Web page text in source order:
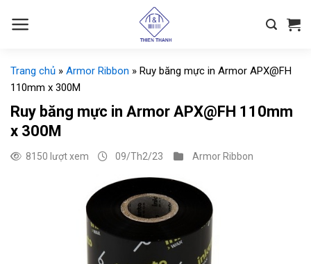
đến
Trang chủ » Armor Ribbon » Ruy băng mực in Armor APX@FH
110mm x 300M
Ruy băng mực in Armor APX@FH 110mm
x 300M
8150 lượt xem 09/Th2/23 Armor Ribbon